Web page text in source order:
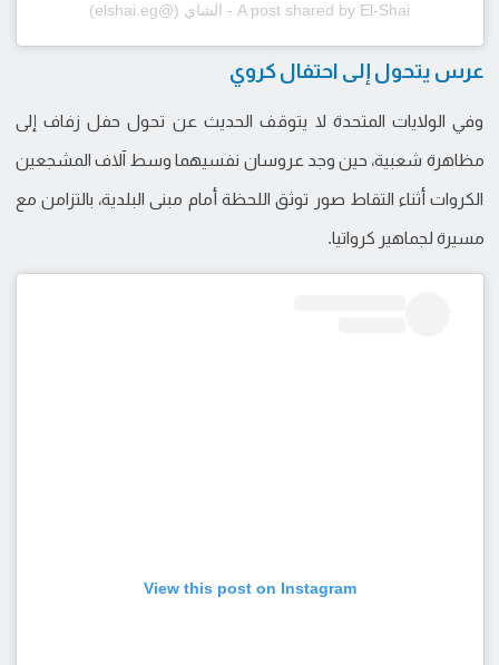
A post shared by El-Shai - الشاي (@elshai.eg)
عرس يتحول إلى احتفال كروي
وفي الولايات المتحدة لا يتوقف الحديث عن تحول حفل زفاف إلى
مظاهرة شعبية، حين وجد عروسان نفسيهما وسط آلاف المشجعين
الكروات أثناء التقاط صور توثق اللحظة أمام مبنى البلدية، بالتزامن مع
مسيرة لجماهير كرواتيا.
View this post on Instagram